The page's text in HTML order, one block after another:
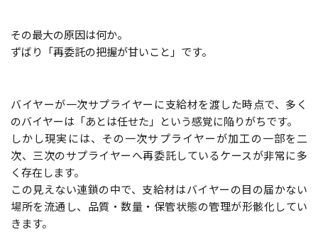
その最大の原因は何か。
ずばり「再委託の把握が甘いこと」です。
バイヤーが一次サプライヤーに支給材を渡した時点で、多く
のバイヤーは「あとは任せた」という感覚に陥りがちです。
しかし現実には、その一次サプライヤーが加工の一部を二
次、三次のサプライヤーへ再委託しているケースが非常に多
く存在します。
この見えない連鎖の中で、支給材はバイヤーの目の届かない
場所を流通し、品質・数量・保管状態の管理が形骸化してい
きます。